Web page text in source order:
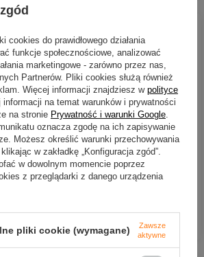
CHWILOWO NIEDOSTĘPNY
Zestaw kieliszków DELPHIN
ze stali nierdzewnej RESET
4w1 XL
33,90 zł
Ilość produktów
cookies do prawidłowego działania
funkcje społecznościowe, analizować
marketingowe - zarówno przez nas,
Partnerów. Pliki cookies służą również
Więcej informacji znajdziesz w polityce
informacji na temat warunków i prywatności
na stronie Prywatność i warunki Google
oznacza zgodę na ich zapisywanie
Możesz określić warunki przechowywania
w zakładkę „Konfiguracja zgód”.
w dowolnym momencie poprzez
z przeglądarki z danego urządzenia
pliki cookie (wymagane)
Zawsze
aktywne